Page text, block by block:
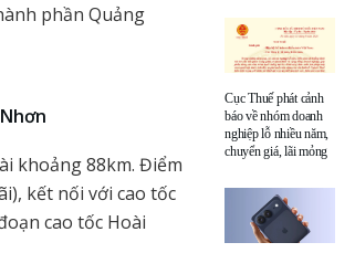
phần Quảng
khoảng 88km. Điểm
kết nối với cao tốc
cao tốc Hoài
Cục Thuế phát cảnh
báo về nhóm doanh
nghiệp lỗ nhiều năm,
chuyển giá, lãi mỏng